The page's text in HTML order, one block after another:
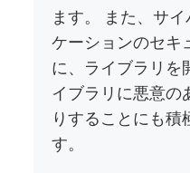
ます。 また、サ
ケーションのセキ
に、ライブラリを
イブラリに悪意の
りすることにも積
す。